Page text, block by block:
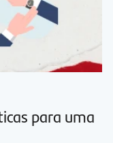
para uma